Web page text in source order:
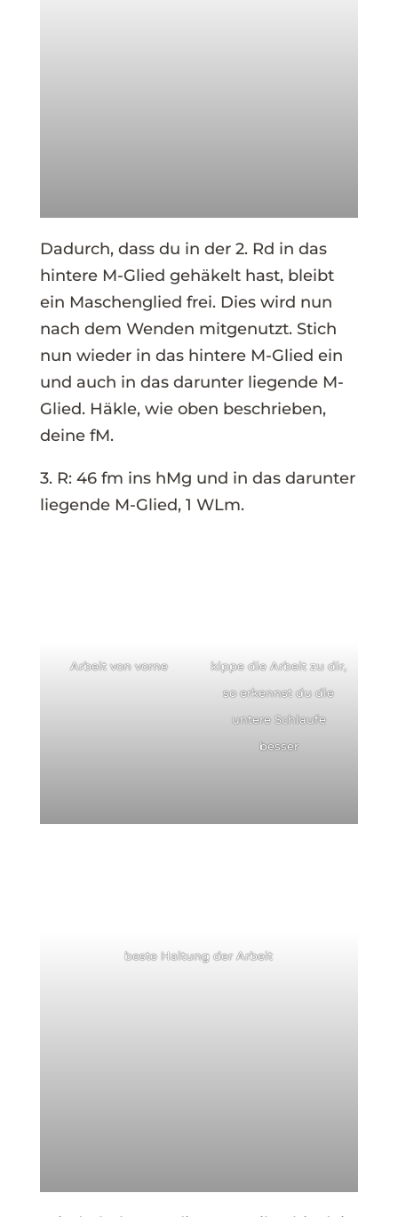
Dadurch, dass du in der 2. Rd in das
hintere M-Glied gehäkelt hast, bleibt
ein Maschenglied frei. Dies wird nun
nach dem Wenden mitgenutzt. Stich
nun wieder in das hintere M-Glied ein
und auch in das darunter liegende M-
Glied. Häkle, wie oben beschrieben,
deine fM.
3. R: 46 fm ins hMg und in das darunter
liegende M-Glied, 1 WLm.
Arbeit von vorne
kippe die Arbeit zu dir,
so erkennst du die
untere Schlaufe
besser
beste Haltung der Arbeit